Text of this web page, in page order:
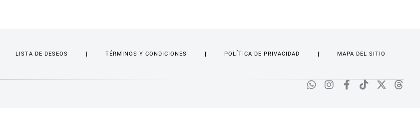
LISTA DE DESEOS TÉRMINOS Y CONDICIONES POLÍTICA DE PRIVACIDAD MAPA DEL SITIO